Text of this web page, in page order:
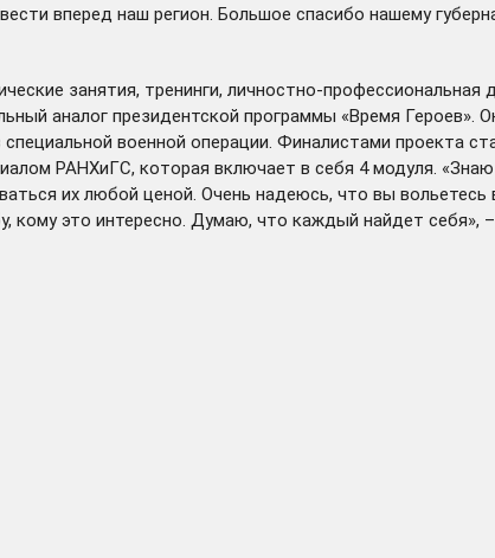
вперед наш регион. Большое спасибо нашему
занятия, тренинги, личностно-профессиональная
аналог президентской программы «Время Героев».
военной операции. Финалистами проекта
РАНХиГС, которая включает в себя 4 модуля.
их любой ценой. Очень надеюсь, что вы
кому это интересно. Думаю, что каждый найдет себя»,